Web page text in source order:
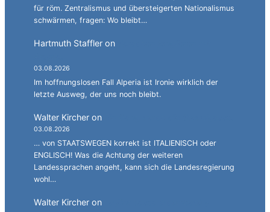
für röm. Zentralismus und übersteigerten Nationalismus
schwärmen, fragen: Wo bleibt…
Hartmuth Staffler on
03.08.2026
Im hoffnungslosen Fall Alperia ist Ironie wirklich der
letzte Ausweg, der uns noch bleibt.
Walter Kircher on
03.08.2026
… von STAATSWEGEN korrekt ist ITALIENISCH oder
ENGLISCH! Was die Achtung der weiteren
Landessprachen angeht, kann sich die Landesregierung
wohl…
Walter Kircher on